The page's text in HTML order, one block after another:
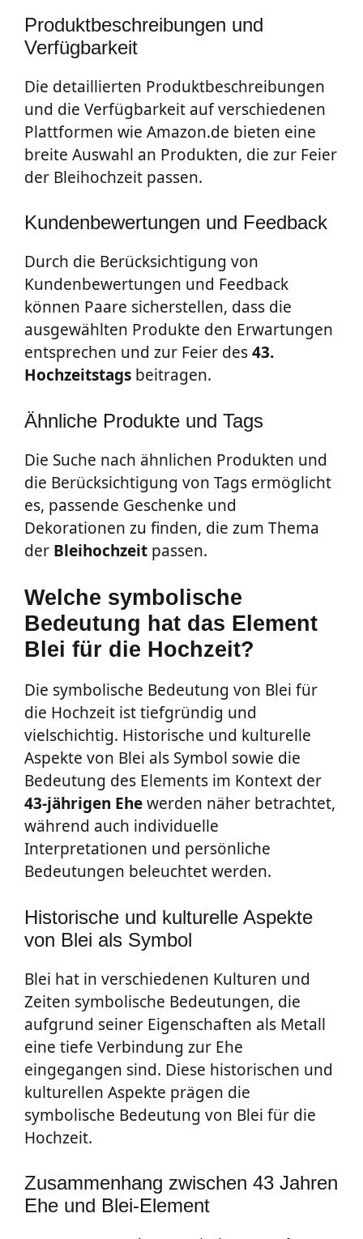
Produktbeschreibungen und
Verfügbarkeit
Die detaillierten Produktbeschreibungen
und die Verfügbarkeit auf verschiedenen
Plattformen wie Amazon.de bieten eine
breite Auswahl an Produkten, die zur Feier
der Bleihochzeit passen.
Kundenbewertungen und Feedback
Durch die Berücksichtigung von
Kundenbewertungen und Feedback
können Paare sicherstellen, dass die
ausgewählten Produkte den Erwartungen
entsprechen und zur Feier des43.
Hochzeitstags beitragen.
Ähnliche Produkte und Tags
Die Suche nach ähnlichen Produkten und
die Berücksichtigung von Tags ermöglicht
es, passende Geschenke und
Dekorationen zu finden, die zum Thema
der Bleihochzeit passen.
Welche symbolische
Bedeutung hat das Element
Blei für die Hochzeit?
Die symbolische Bedeutung von Blei für
die Hochzeit ist tiefgründig und
vielschichtig. Historische und kulturelle
Aspekte von Blei als Symbol sowie die
Bedeutung des Elements im Kontext der
43-jährigen Ehewerden näher betrachtet,
während auch individuelle
Interpretationen und persönliche
Bedeutungen beleuchtet werden.
Historische und kulturelle Aspekte
von Blei als Symbol
Blei hat in verschiedenen Kulturen und
Zeiten symbolische Bedeutungen, die
aufgrund seiner Eigenschaften als Metall
eine tiefe Verbindung zur Ehe
eingegangen sind. Diese historischen und
kulturellen Aspekte prägen die
symbolische Bedeutung von Blei für die
Hochzeit.
Zusammenhang zwischen 43 Jahren
Ehe und Blei-Element